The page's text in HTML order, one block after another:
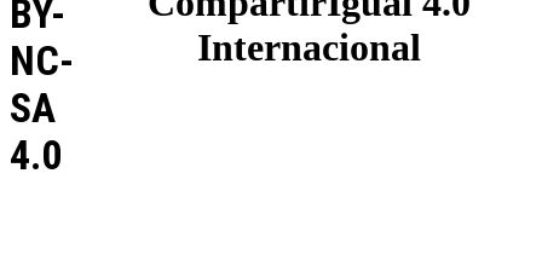
Internacional
BY-
NC-
SA
4.0